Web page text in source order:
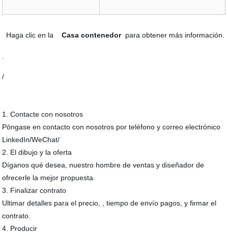
Haga clic en la Casa contenedor para obtener más información.
/
1. Contacte con nosotros
Póngase en contacto con nosotros por teléfono y correo electrónico
LinkedIn/WeChat/
2. El dibujo y la oferta
Díganos qué desea, nuestro hombre de ventas y diseñador de
ofrecerle la mejor propuesta.
3. Finalizar contrato
Ultimar detalles para el precio, , tiempo de envío pagos, y firmar el
contrato.
4. Producir